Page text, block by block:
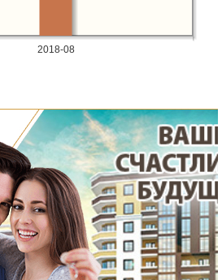
2018-08